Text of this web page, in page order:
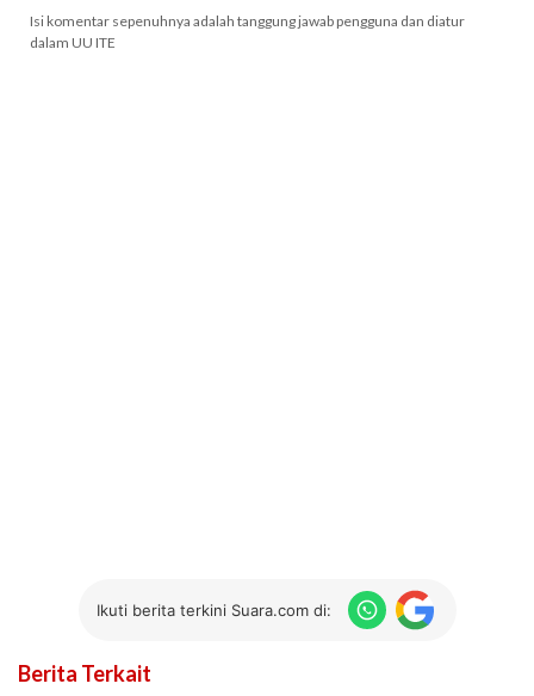
Isi komentar sepenuhnya adalah tanggung jawab pengguna dan diatur
dalam UU ITE
Ikuti berita terkini Suara.com di:
Berita Terkait